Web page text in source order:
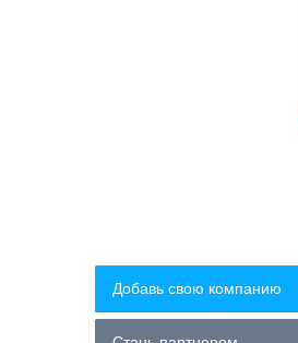
Добавь свою компанию